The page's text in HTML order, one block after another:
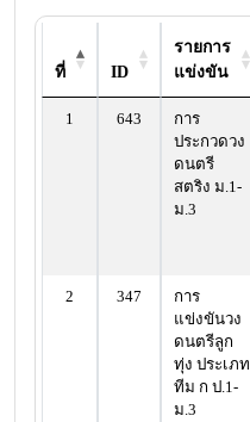
ที่ ID
รายการ
แข่งขัน
1 643
การ
ประกวดวง
ดนตรี
สตริง ม.1-
ม.3
2 347
การ
แข่งขันวง
ดนตรีลูก
ทุ่ง ประเภท
ทีม ก ป.1-
ม.3